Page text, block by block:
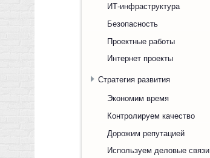
ИТ-инфраструктура
Безопасность
Проектные работы
Интернет проекты
Стратегия развития
Экономим время
Контролируем качество
Дорожим репутацией
Используем деловые связи